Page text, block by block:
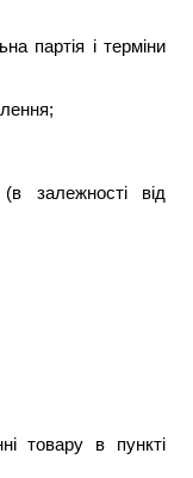
партія і терміни
залежності від
товару в пункті